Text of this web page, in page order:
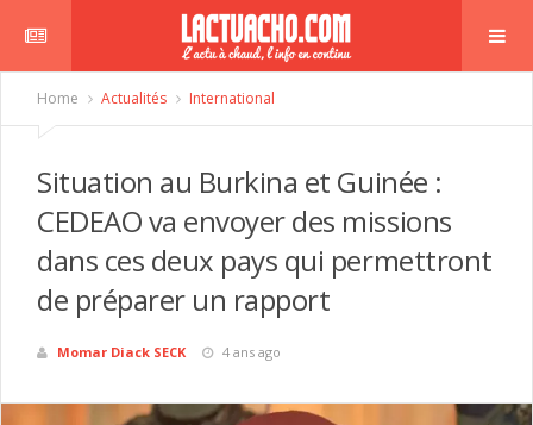
Home Actualités International
Situation au Burkina et Guinée :
CEDEAO va envoyer des missions
dans ces deux pays qui permettront
de préparer un rapport
Momar Diack SECK 4 ans ago